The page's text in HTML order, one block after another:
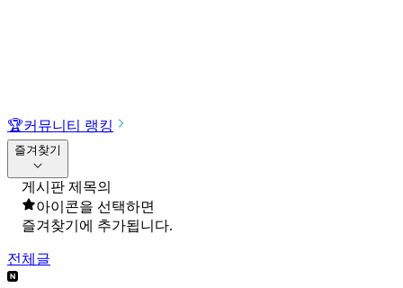
🏆커뮤니티 랭킹
즐겨찾기
게시판 제목의
아이콘을 선택하면
즐겨찾기에 추가됩니다.
전체글